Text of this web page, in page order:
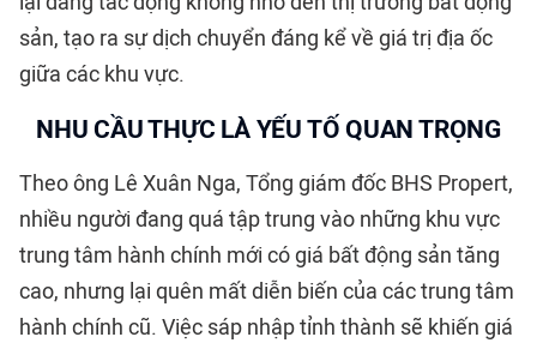
sản, tạo ra sự dịch chuyển đáng kể về giá trị địa ốc
giữa các khu vực.
NHU CẦU THỰC LÀ YẾU TỐ QUAN TRỌNG
Theo ông Lê Xuân Nga, Tổng giám đốc BHS Propert,
nhiều người đang quá tập trung vào những khu vực
trung tâm hành chính mới có giá bất động sản tăng
cao, nhưng lại quên mất diễn biến của các trung tâm
hành chính cũ. Việc sáp nhập tỉnh thành sẽ khiến giá